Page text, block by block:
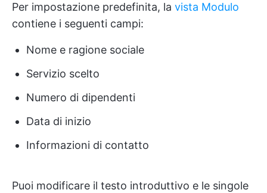
Per impostazione predefinita, la vista Modulo
contiene i seguenti campi:
Nome e ragione sociale
Servizio scelto
Numero di dipendenti
Data di inizio
Informazioni di contatto
Puoi modificare il testo introduttivo e le singole